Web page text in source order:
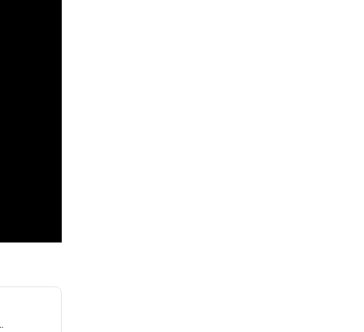
— о счастье в Забайкалье